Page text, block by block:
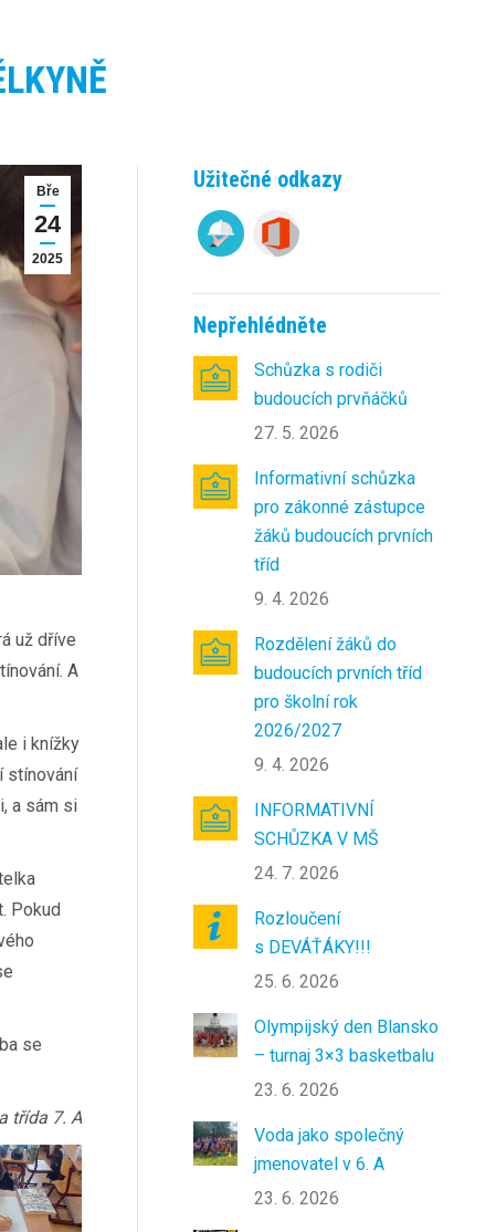
Bře
24
2025
už dříve
A
i knížky
stínování
a sám si
Pokud
se
třída 7. A
Užitečné odkazy
Nepřehlédněte
Schůzka s rodiči
budoucích prvňáčků
27. 5. 2026
Informativní schůzka
pro zákonné zástupce
žáků budoucích prvních
tříd
9. 4. 2026
Rozdělení žáků do
budoucích prvních tříd
pro školní rok
2026/2027
9. 4. 2026
INFORMATIVNÍ
SCHŮZKA V MŠ
24. 7. 2026
Rozloučení
s DEVÁŤÁKY!!!
25. 6. 2026
Olympijský den Blansko
– turnaj 3×3 basketbalu
23. 6. 2026
Voda jako společný
jmenovatel v 6. A
23. 6. 2026